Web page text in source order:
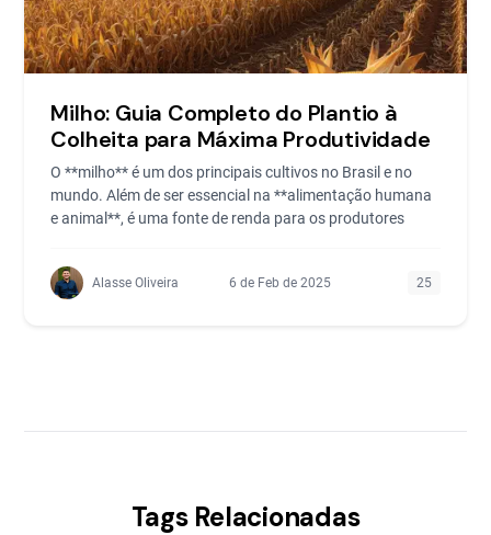
Milho: Guia Completo do Plantio à
Colheita para Máxima Produtividade
O **milho** é um dos principais cultivos no Brasil e no
mundo. Além de ser essencial na **alimentação humana
e animal**, é uma fonte de renda para os produtores
Alasse Oliveira 6 de Feb de 2025 25
Tags Relacionadas